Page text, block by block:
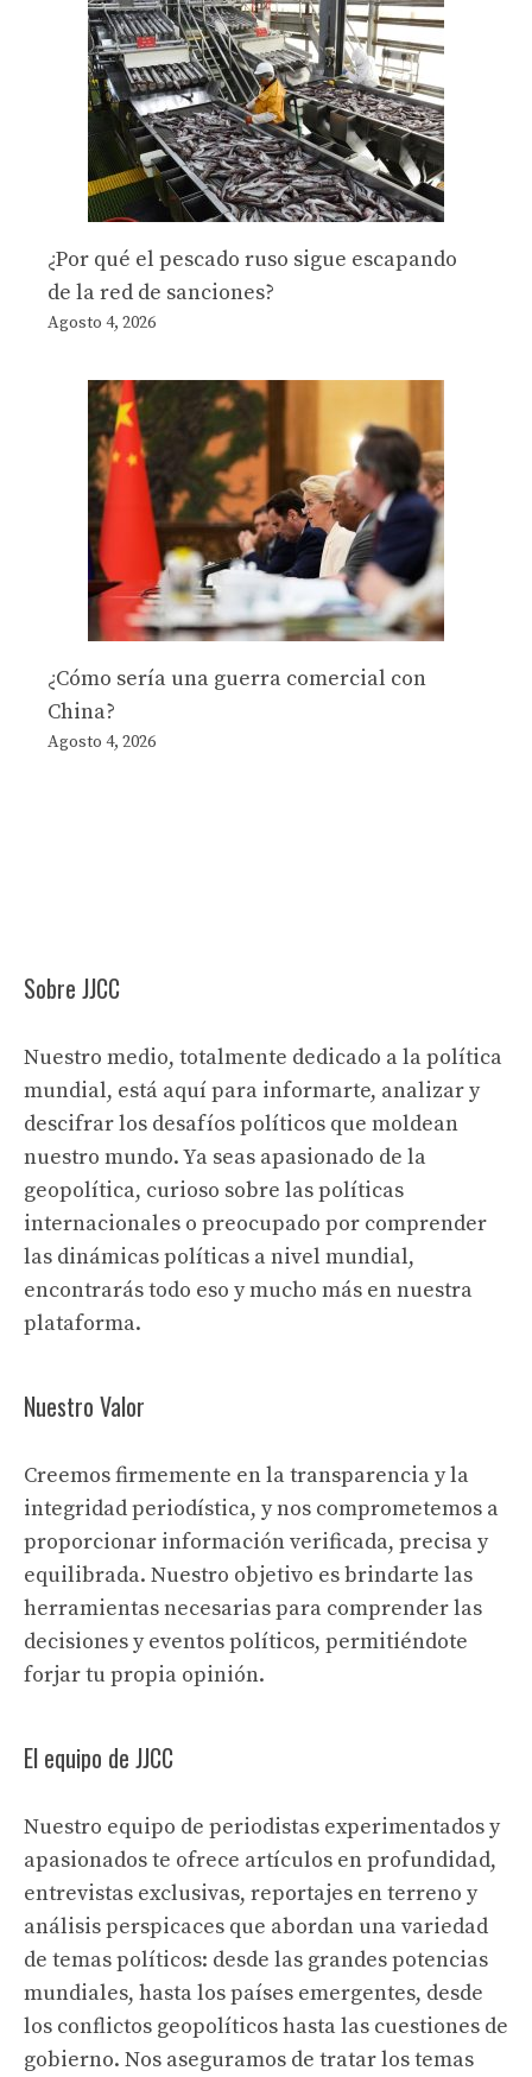
¿Por qué el pescado ruso sigue escapando
de la red de sanciones?
Agosto 4, 2026
¿Cómo sería una guerra comercial con
China?
Agosto 4, 2026
Sobre JJCC
Nuestro medio, totalmente dedicado a la política
mundial, está aquí para informarte, analizar y
descifrar los desafíos políticos que moldean
nuestro mundo. Ya seas apasionado de la
geopolítica, curioso sobre las políticas
internacionales o preocupado por comprender
las dinámicas políticas a nivel mundial,
encontrarás todo eso y mucho más en nuestra
plataforma.
Nuestro Valor
Creemos firmemente en la transparencia y la
integridad periodística, y nos comprometemos a
proporcionar información verificada, precisa y
equilibrada. Nuestro objetivo es brindarte las
herramientas necesarias para comprender las
decisiones y eventos políticos, permitiéndote
forjar tu propia opinión.
El equipo de JJCC
Nuestro equipo de periodistas experimentados y
apasionados te ofrece artículos en profundidad,
entrevistas exclusivas, reportajes en terreno y
análisis perspicaces que abordan una variedad
de temas políticos: desde las grandes potencias
mundiales, hasta los países emergentes, desde
los conflictos geopolíticos hasta las cuestiones de
gobierno. Nos aseguramos de tratar los temas